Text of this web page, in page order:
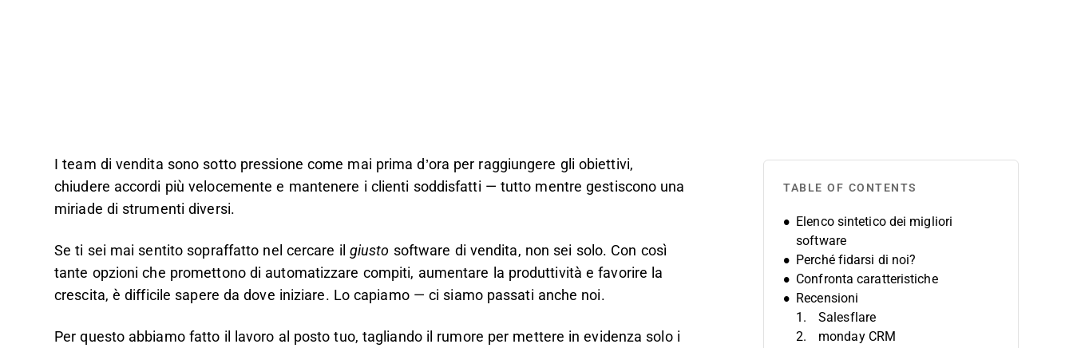
I team di vendita sono sotto pressione come mai prima d’ora per raggiungere gli obiettivi,
chiudere accordi più velocemente e mantenere i clienti soddisfatti — tutto mentre gestiscono una
miriade di strumenti diversi.
Se ti sei mai sentito sopraffatto nel cercare il giusto software di vendita, non sei solo. Con così
tante opzioni che promettono di automatizzare compiti, aumentare la produttività e favorire la
crescita, è difficile sapere da dove iniziare. Lo capiamo — ci siamo passati anche noi.
Per questo abbiamo fatto il lavoro al posto tuo, tagliando il rumore per mettere in evidenza solo i
TABLE OF CONTENTS
Elenco sintetico dei migliori
software
Perché fidarsi di noi?
Confronta caratteristiche
Recensioni
Salesflare
monday CRM